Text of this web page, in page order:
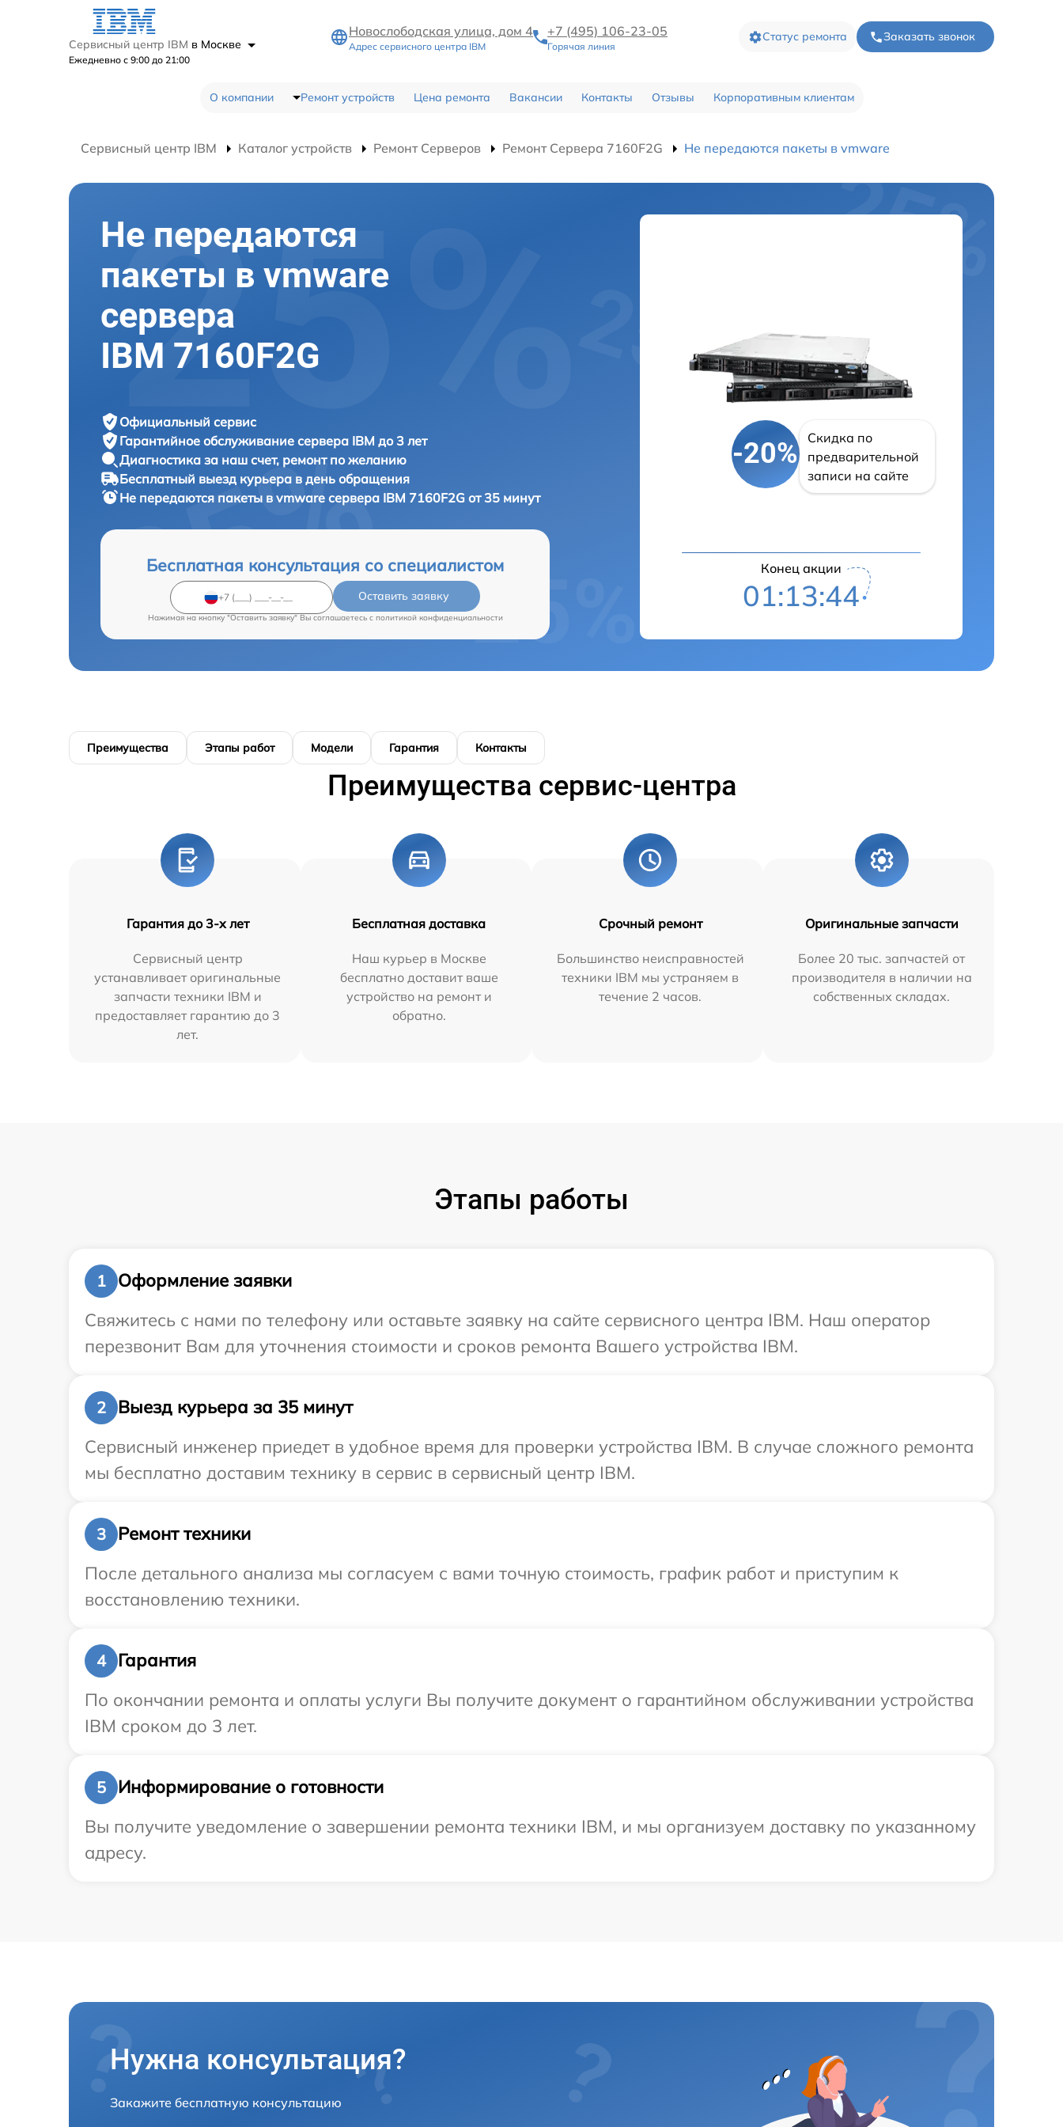
Сервисный центр IBM в Москве
Ежедневно с 9:00 до 21:00
Новослободская улица, дом 4
Адрес сервисного центра IBM
+7 (495) 106-23-05
Горячая линия
Статус ремонта Заказать звонок
О компании Ремонт устройств Цена ремонта Вакансии Контакты Отзывы Корпоративным клиентам
Сервисный центр IBM Каталог устройств Ремонт Серверов Ремонт Сервера 7160F2G Не передаются пакеты в vmware
Не передаются
пакеты в vmware
сервера
IBM 7160F2G
Официальный сервис
Гарантийное обслуживание сервера IBM до 3 лет
Диагностика за наш счет, ремонт по желанию
Бесплатный выезд курьера в день обращения
Не передаются пакеты в vmware сервера IBM 7160F2G от 35 минут
Бесплатная консультация со специалистом
Оставить заявку
Нажимая на кнопку "Оставить заявку" Вы соглашаетесь c политикой конфиденциальности
-20%
Скидка по
предварительной
записи на сайте
Конец акции
01:13:43
Преимущества Этапы работ Модели Гарантия Контакты
Преимущества сервис-центра
Гарантия до 3-х лет
Сервисный центр
устанавливает оригинальные
запчасти техники IBM и
предоставляет гарантию до 3
лет.
Бесплатная доставка
Наш курьер в Москве
бесплатно доставит ваше
устройство на ремонт и
обратно.
Срочный ремонт
Большинство неисправностей
техники IBM мы устраняем в
течение 2 часов.
Оригинальные запчасти
Более 20 тыс. запчастей от
производителя в наличии на
собственных складах.
Этапы работы
1
Оформление заявки
Свяжитесь с нами по телефону или оставьте заявку на сайте сервисного центра IBM. Наш оператор
перезвонит Вам для уточнения стоимости и сроков ремонта Вашего устройства IBM.
2
Выезд курьера за 35 минут
Сервисный инженер приедет в удобное время для проверки устройства IBM. В случае сложного ремонта
мы бесплатно доставим технику в сервис в сервисный центр IBM.
3
Ремонт техники
После детального анализа мы согласуем с вами точную стоимость, график работ и приступим к
восстановлению техники.
4
Гарантия
По окончании ремонта и оплаты услуги Вы получите документ о гарантийном обслуживании устройства
IBM сроком до 3 лет.
5
Информирование о готовности
Вы получите уведомление о завершении ремонта техники IBM, и мы организуем доставку по указанному
адресу.
Нужна консультация?
Закажите бесплатную консультацию